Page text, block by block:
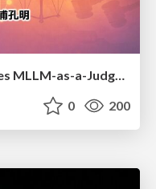
[MIRU26] To What Extent Does MLLM-as-a-Judge Exhibit Cross-Model Preference Bias?
0 200